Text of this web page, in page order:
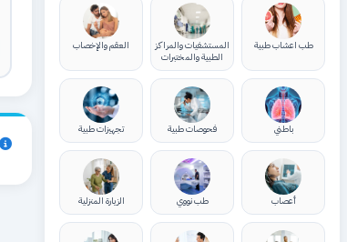
طب اعشاب طبية
المستشفيات والمراكز
الطبية والمختبرات
العقم والإخصاب
باطني فحوصات طبية تجهيزات طبية
أعصاب طب نووي الزيارة المنزلية